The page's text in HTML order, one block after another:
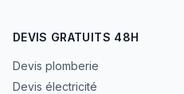
DEVIS GRATUITS 48H
Devis plomberie
Devis électricité